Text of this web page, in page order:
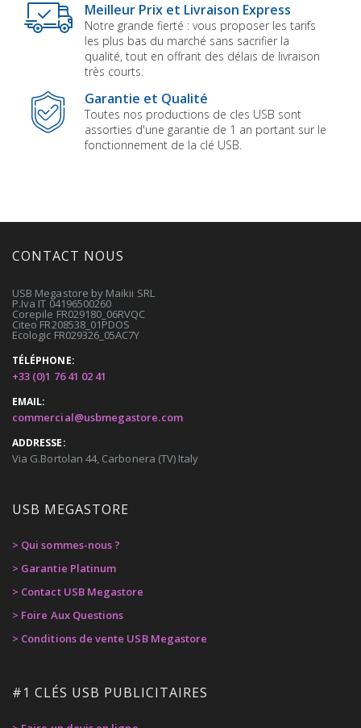
Meilleur Prix et Livraison Express
Notre grande fierté : vous proposer les tarifs
les plus bas du marché sans sacrifier la
qualité, tout en offrant des délais de livraison
très courts.
Garantie et Qualité
Toutes nos productions de cles USB sont
assorties d'une garantie de 1 an portant sur le
fonctionnement de la clé USB.
CONTACT NOUS
USB Megastore by Maikii SRL
P.Iva IT 04196500260
Corepile FR029180_06RVQC
Citeo FR208538_01PDOS
Ecologic FR029326_05AC7Y
TÉLÉPHONE:
+33 (0)1 76 41 02 41
EMAIL:
commercial@usbmegastore.com
ADDRESSE:
Via G.Bortolan 44, Carbonera (TV) Italy
USB MEGASTORE
> Qui sommes-nous ?
> Garantie Platinum
> Contact USB Megastore
> Foire Aux Questions
> Conditions de vente USB Megastore
#1 CLÉS USB PUBLICITAIRES